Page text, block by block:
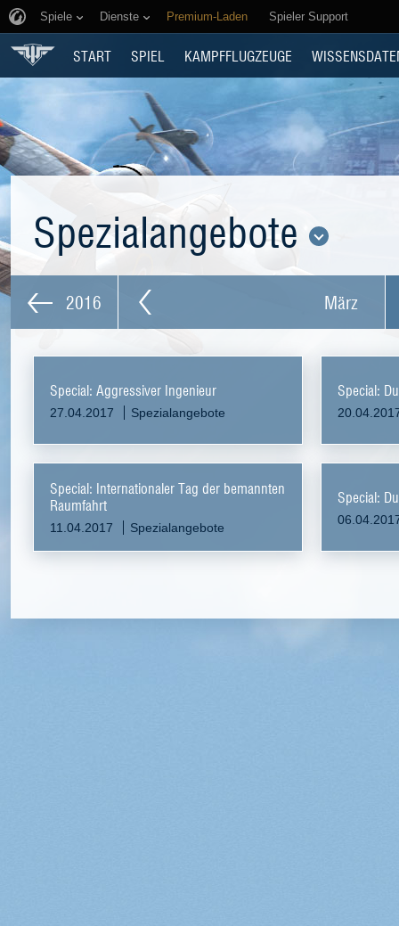
Spiele Dienste Premium-Laden Spieler Support
START SPIEL KAMPFFLUGZEUGE
Spezialangebote
2016 März
Special: Aggressiver Ingenieur
27.04.2017 Spezialangebote
Special:
Special: Internationaler Tag der bemannten
Raumfahrt
11.04.2017 Spezialangebote
Special: